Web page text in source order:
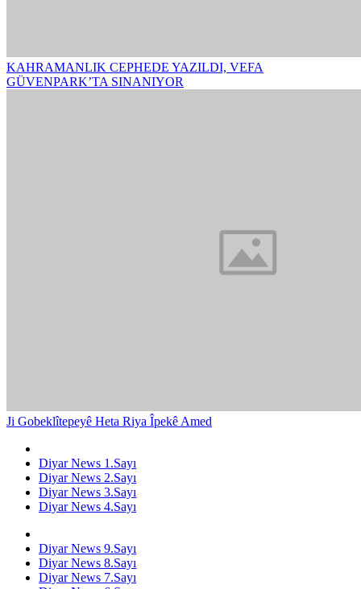
KAHRAMANLIK CEPHEDE YAZILDI, VEFA
GÜVENPARK’TA SINANIYOR
Ji Gobeklîtepeyê Heta Riya Îpekê Amed
Diyar News 1.Sayı
Diyar News 2.Sayı
Diyar News 3.Sayı
Diyar News 4.Sayı
Diyar News 9.Sayı
Diyar News 8.Sayı
Diyar News 7.Sayı